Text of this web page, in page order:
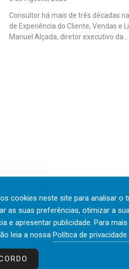
Consultor há mais de três décadas
de Experiência do Cliente, Vendas e
Manuel Alçada, diretor executivo da...
Contactos
cookies neste site para analisar o
as suas preferências, otimizar a
e apresentar publicidade. Para mais
leia a nossa Política de